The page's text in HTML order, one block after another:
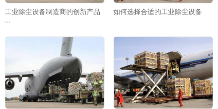
工业除尘设备制造商的创新产品
···
如何选择合适的工业除尘设备